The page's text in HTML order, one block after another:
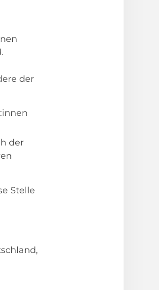
der
der
Stelle